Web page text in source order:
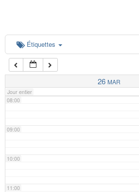
Étiquettes
26 MAR
Jour entier
06:00
07:00
08:00
09:00
10:00
11:00